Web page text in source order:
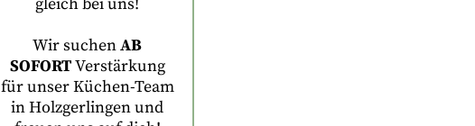
gleich bei uns!
Wir suchenAB
SOFORTVerstärkung
für unser Küchen-Team
in Holzgerlingen und